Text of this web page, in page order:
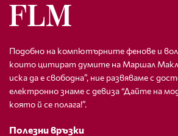
Подобно на компютърните фенове и
които цитират думите на Маршал
иска да е свободна”, ние развяваме с
електронно знаме с девиза “Дайте на
която й се полага!”.
Полезни връзки